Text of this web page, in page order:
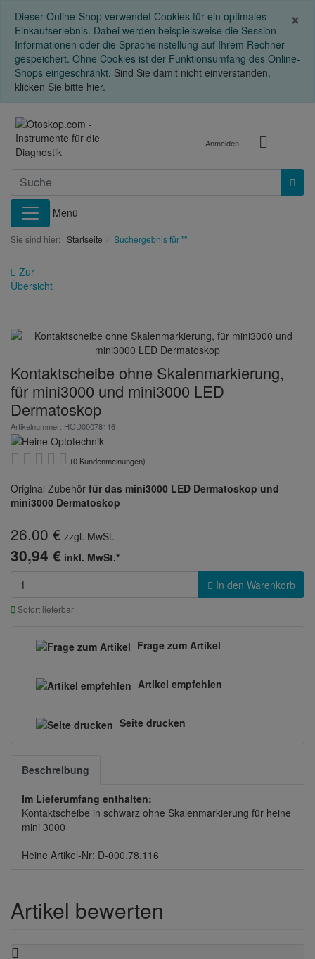
×
Dieser Online-Shop verwendet Cookies für ein optimales
Einkaufserlebnis. Dabei werden beispielsweise die Session-
Informationen oder die Spracheinstellung auf Ihrem Rechner
gespeichert. Ohne Cookies ist der Funktionsumfang des Online-
Shops eingeschränkt. Sind Sie damit nicht einverstanden,
klicken Sie bitte hier.
Anmelden
Menü
Sie sind hier: Startseite Suchergebnis für ""
Zur
Übersicht
Kontaktscheibe ohne Skalenmarkierung,
für mini3000 und mini3000 LED
Dermatoskop
Artikelnummer: HOD00078116
(0 Kundenmeinungen)
Original Zubehör für das mini3000 LED Dermatoskop und
mini3000 Dermatoskop
26,00 € zzgl. MwSt.
30,94 € inkl. MwSt.*
In den Warenkorb
Sofort lieferbar
Frage zum Artikel
Artikel empfehlen
Seite drucken
Beschreibung
Im Lieferumfang enthalten:
Kontaktscheibe in schwarz ohne Skalenmarkierung für heine
mini 3000
Heine Artikel-Nr: D-000.78.116
Artikel bewerten